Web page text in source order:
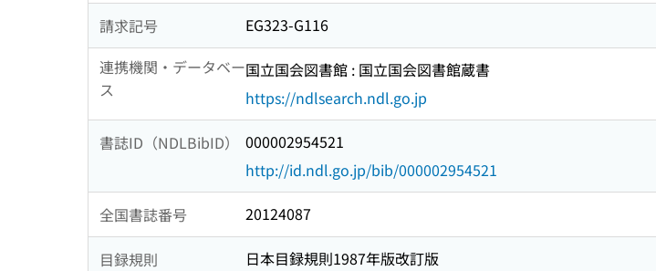
請求記号
EG323-G116
連携機関・データベー
ス
国立国会図書館 : 国立国会図書館蔵書
https://ndlsearch.ndl.go.jp
書誌ID（NDLBibID）
000002954521
http://id.ndl.go.jp/bib/000002954521
全国書誌番号 20124087
目録規則 日本目録規則1987年版改訂版